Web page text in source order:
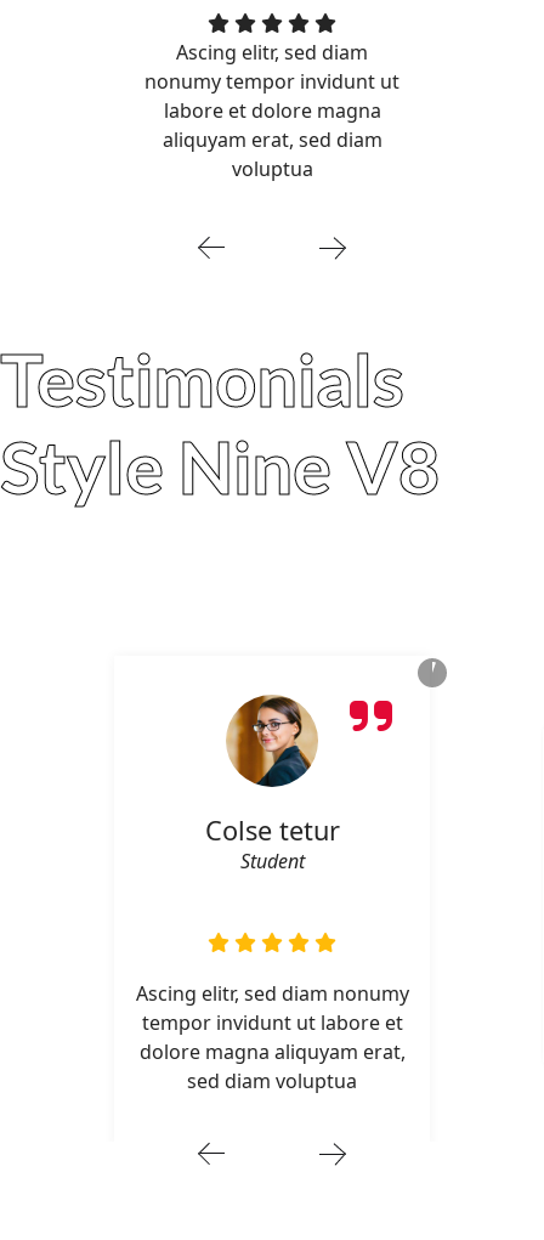
Ascing elitr, sed diam
nonumy tempor invidunt ut
labore et dolore magna
aliquyam erat, sed diam
voluptua
Testimonials
Style Nine V8
Colse tetur
Student
Ascing elitr, sed diam nonumy
tempor invidunt ut labore et
dolore magna aliquyam erat,
sed diam voluptua